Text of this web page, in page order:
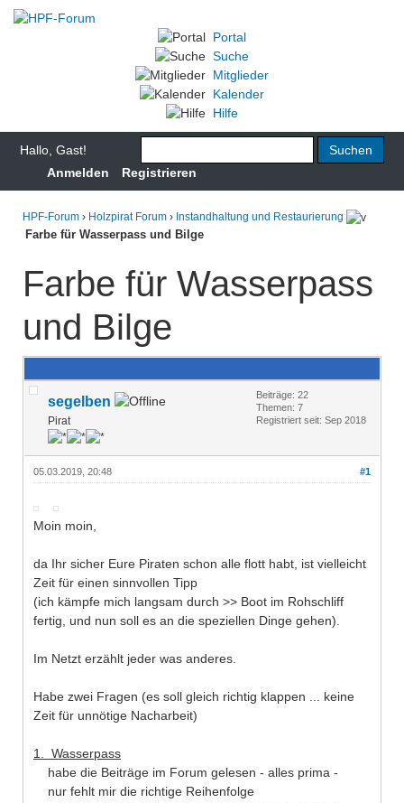
Portal
Suche
Mitglieder
Kalender
Hilfe
Hallo, Gast!
Anmelden
Registrieren
HPF-Forum › Holzpirat Forum › Instandhaltung und Restaurierung
Farbe für Wasserpass und Bilge
Farbe für Wasserpass
und Bilge
segelben
Pirat
Beiträge: 22
Themen: 7
Registriert seit: Sep 2018
#1
05.03.2019, 20:48
Moin moin,
da Ihr sicher Eure Piraten schon alle flott habt, ist vielleicht
Zeit für einen sinnvollen Tipp
(ich kämpfe mich langsam durch >> Boot im Rohschliff
fertig, und nun soll es an die speziellen Dinge gehen).
Im Netzt erzählt jeder was anderes.
Habe zwei Fragen (es soll gleich richtig klappen ... keine
Zeit für unnötige Nacharbeit)
1. Wasserpass
habe die Beiträge im Forum gelesen - alles prima -
nur fehlt mir die richtige Reihenfolge